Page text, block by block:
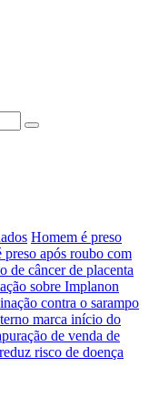
Homem é preso
preso após roubo com
de câncer de placenta
sobre Implanon
contra o sarampo
marca início do
de venda de
risco de doença